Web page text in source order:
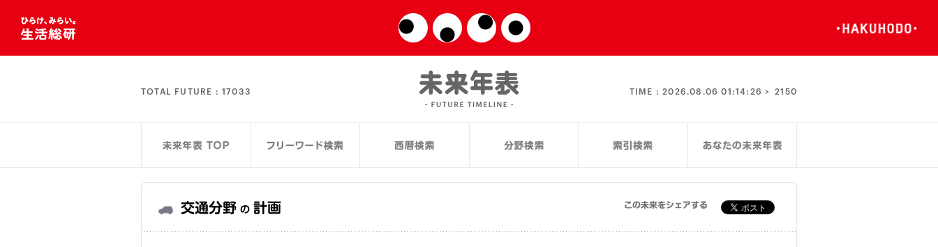
TOTAL FUTURE : 17033 TIME :2026.08.06 01:14:26 > 2150
交通分野 の 計画 この未来をシェアする